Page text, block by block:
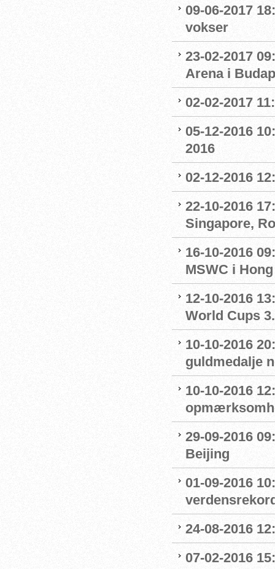
09-06-2017
vokser
23-02-2017
Arena i
02-02-2017
05-12-2016
2016
02-12-2016
22-10-2016
Singapore,
16-10-2016
MSWC i
12-10-2016
World Cups
10-10-2016
guldmedalje
10-10-2016
29-09-2016
Beijing
01-09-2016
24-08-2016
07-02-2016